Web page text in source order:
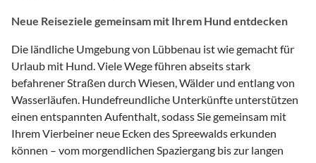
Neue Reiseziele gemeinsam mit Ihrem Hund entdecken
Die ländliche Umgebung von Lübbenau ist wie gemacht für
Urlaub mit Hund. Viele Wege führen abseits stark
befahrener Straßen durch Wiesen, Wälder und entlang von
Wasserläufen. Hundefreundliche Unterkünfte unterstützen
einen entspannten Aufenthalt, sodass Sie gemeinsam mit
Ihrem Vierbeiner neue Ecken des Spreewalds erkunden
können – vom morgendlichen Spaziergang bis zur langen